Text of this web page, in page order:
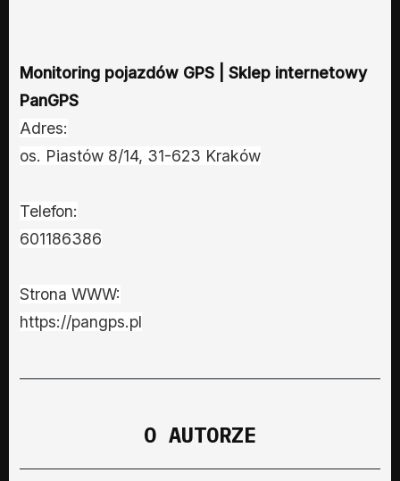
Monitoring pojazdów GPS | Sklep internetowy
PanGPS
Adres:
os. Piastów 8/14, 31-623 Kraków
Telefon:
601186386
Strona WWW:
https://pangps.pl
O AUTORZE